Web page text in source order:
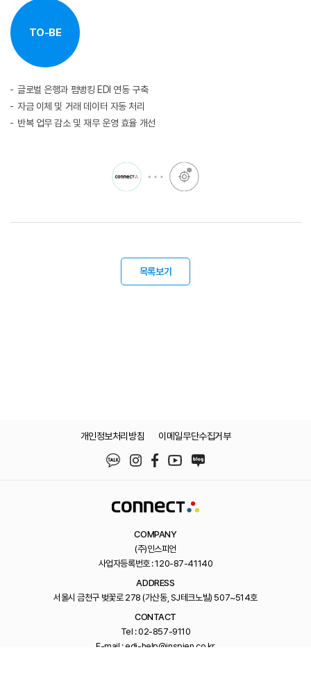
TO-BE
글로벌 은행과 펌뱅킹 EDI 연동 구축
자금 이체 및 거래 데이터 자동 처리
반복 업무 감소 및 재무 운영 효율 개선
목록보기
개인정보처리방침 이메일무단수집거부
COMPANY
(주)인스피언
사업자등록번호 : 120-87-41140
ADDRESS
서울시 금천구 벚꽃로 278 (가산동, SJ테크노빌) 507~514호
CONTACT
Tel : 02-857-9110
E-mail : edi-help@inspien.co.kr